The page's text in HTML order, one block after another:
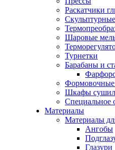
Раскатчики
Шаровые
Турнетки
Барабаны и
Формовочные
Шкафы
Специальное
Материалы
Материалы
Ангобы
Глазури